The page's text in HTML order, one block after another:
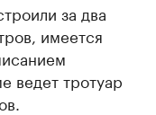
за два
имеется
ведет тротуар